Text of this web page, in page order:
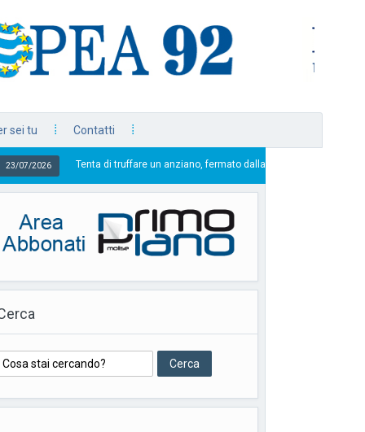
sei tu Contatti
di truffare un anziano, fermato dalla Squadra Mobile